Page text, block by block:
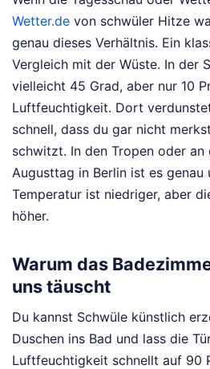
Wetter.de von schwüler Hitze
genau dieses Verhältnis. Ein
Vergleich mit der Wüste. In der
vielleicht 45 Grad, aber nur 10
Luftfeuchtigkeit. Dort
schnell, dass du gar nicht
schwitzt. In den Tropen oder an
Augusttag in Berlin ist es genau
Temperatur ist niedriger, aber
höher.
Warum das
uns täuscht
Du kannst Schwüle künstlich
Duschen ins Bad und lass die
Luftfeuchtigkeit schnellt auf 90